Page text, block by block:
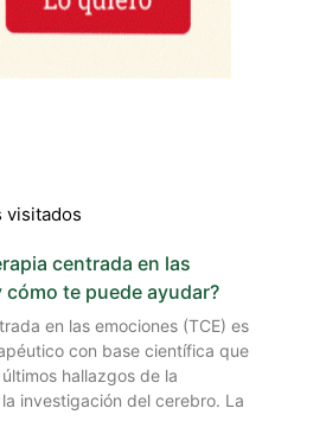
visitados
centrada en las
cómo te puede ayudar?
en las emociones (TCE) es
con base científica que
hallazgos de la
investigación del cerebro. La